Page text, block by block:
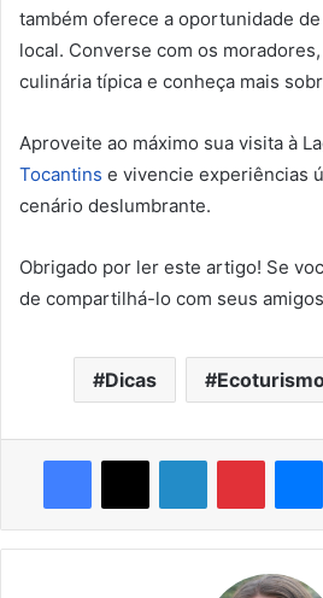
também oferece a oportunidade
local. Converse com os
culinária típica e conheça mais
Aproveite ao máximo sua visita à
Tocantins e vivencie experiências
cenário deslumbrante.
Obrigado por ler este artigo! Se
de compartilhá-lo com seus
Dicas
Facebook
X LinkedinPinterest